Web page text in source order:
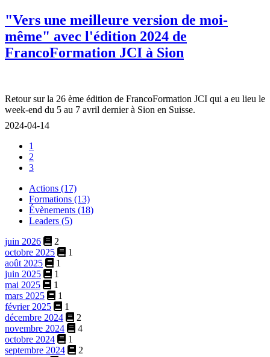
"Vers une meilleure version de moi-
même" avec l'édition 2024 de
FrancoFormation JCI à Sion
Retour sur la 26 ème édition de FrancoFormation JCI qui a eu lieu le
week-end du 5 au 7 avril dernier à Sion en Suisse.
2024-04-14
1
2
3
Actions (17)
Formations (13)
Évènements (18)
Leaders (5)
juin 2026
2
octobre 2025
1
août 2025
1
juin 2025
1
mai 2025
1
mars 2025
1
février 2025
1
décembre 2024
2
novembre 2024
4
octobre 2024
1
septembre 2024
2